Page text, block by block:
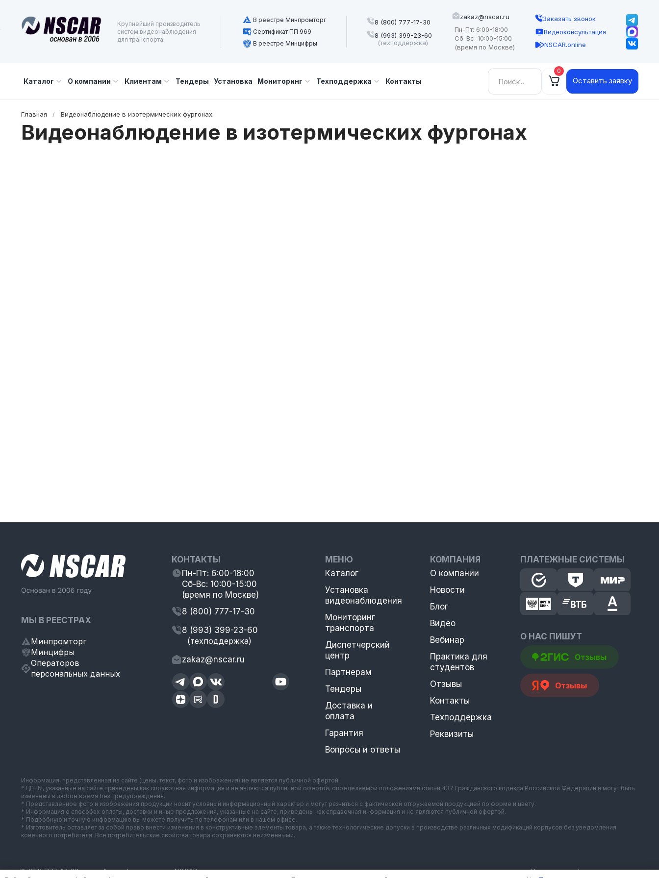
Крупнейший производитель
систем видеонаблюдения
для транспорта
В реестре Минпромторг
Сертификат ПП 969
В реестре Минцифры
8 (800) 777-17-30
8 (993) 399-23-60
(техподдержка)
zakaz@nscar.ru
Пн-Пт: 6:00-18:00
Сб-Вс: 10:00-15:00
(время по Москве)
Заказать звонок
Видеоконсультация
NSCAR.online
Каталог О компании Клиентам Тендеры Установка Мониторинг Техподдержка Контакты
Найти: 0
Оставить заявку
Главная / Видеонаблюдение в изотермических фургонах
Видеонаблюдение в изотермических фургонах
МЫ В РЕЕСТРАХ
Минпромторг
Минцифры
Операторов
персональных данных
КОНТАКТЫ
Пн-Пт: 6:00-18:00
Сб-Вс: 10:00-15:00
(время по Москве)
8 (800) 777-17-30
8 (993) 399-23-60
(техподдержка)
zakaz@nscar.ru
МЕНЮ
Каталог
Установка
видеонаблюдения
Мониторинг
транспорта
Диспетчерский
центр
Партнерам
Тендеры
Доставка и
оплата
Гарантия
Вопросы и ответы
КОМПАНИЯ
О компании
Новости
Блог
Видео
Вебинар
Практика для
студентов
Отзывы
Контакты
Техподдержка
Реквизиты
ПЛАТЕЖНЫЕ СИСТЕМЫ
О НАС ПИШУТ
Информация, представленная на сайте (цены, текст, фото и изображения) не является публичной офертой.
* ЦЕНЫ, указанные на сайте приведены как справочная информация и не являются публичной офертой, определяемой положениями статьи 437 Гражданского кодекса Российской Федерации и могут быть
изменены в любое время без предупреждения.
* Представленное фото и изображения продукции носит условный информационный характер и могут разниться с фактической отгружаемой продукцией по форме и цвету.
* Информация о способах оплаты, доставки и иные предложения, указанные на сайте, приведены как справочная информация и не являются публичной офертой.
* Подробную и точную информацию вы можете получить по телефонам или в нашем офисе.
* Изготовитель оставляет за собой право внести изменения в конструктивные элементы товара, а также технологические допуски в производстве различных модификаций корпусов без уведомления
конечного потребителя. Все потребительские свойства товара сохраняются неизменными.
Политика конфиденциальности